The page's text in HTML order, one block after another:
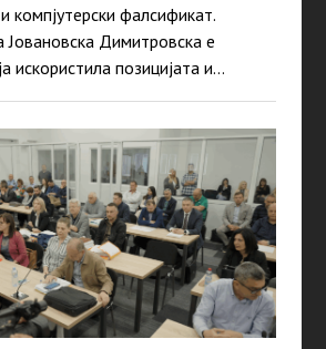
компјутерски фалсификат.
Јовановска Димитровска е
искористила позицијата и…